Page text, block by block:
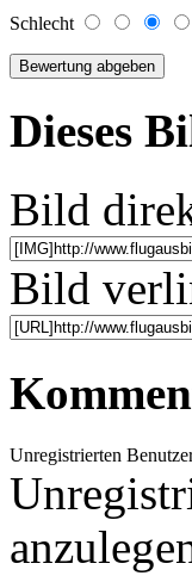
Schlecht
Dieses
Bild
Bild
Unregistrierten